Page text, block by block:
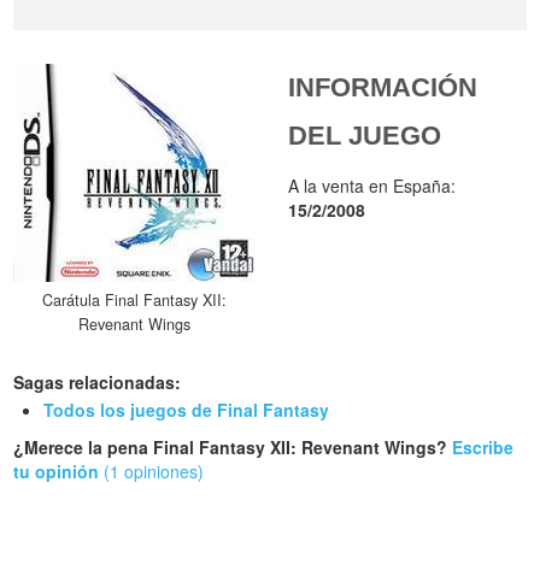
Carátula Final Fantasy XII:
Revenant Wings
INFORMACIÓN
DEL JUEGO
A la venta en España:
15/2/2008
Sagas relacionadas:
Todos los juegos de Final Fantasy
¿Merece la pena Final Fantasy XII: Revenant Wings? Escribe
tu opinión (1 opiniones)